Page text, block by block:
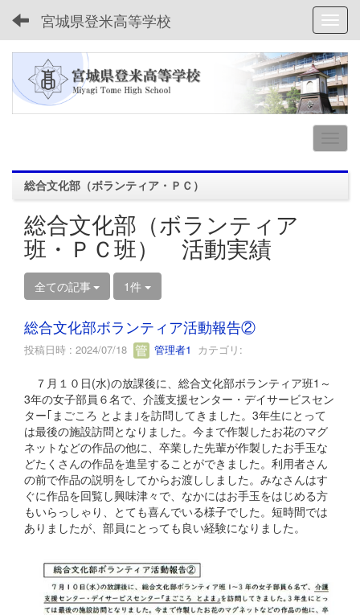
宮城県登米高等学校
総合文化部（ボランティア・ＰＣ）
総合文化部（ボランティア
班・ＰＣ班） 活動実績
全ての記事 1件
総合文化部ボランティア活動報告②
投稿日時 : 2024/07/18 管理者1 カテゴリ:
７月１０日(水)の放課後に、総合文化部ボランティア班1～
3年の女子部員６名で、介護支援センター・デイサービスセン
ター｢まごころ とよま｣を訪問してきました。3年生にとって
は最後の施設訪問となりました。今まで作製したお花のマグ
ネットなどの作品の他に、卒業した先輩が作製したお手玉な
どたくさんの作品を進呈することができました。利用者さん
の前で作品の説明をしてからお渡ししました。みなさんはす
ぐに作品を回覧し興味津々で、なかにはお手玉をはじめる方
もいらっしゃり、とても喜んでいる様子でした。短時間では
ありましたが、部員にとっても良い経験になりました。